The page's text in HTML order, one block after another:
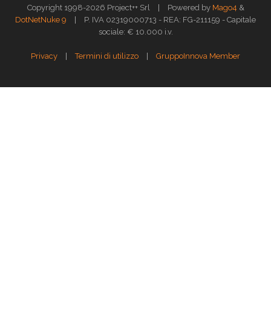
Copyright 1998-2026 Project++ Srl | Powered by Mago4 &
DotNetNuke 9
|
P. IVA 02319000713 - REA: FG-211159 - Capitale
sociale: € 10.000 i.v.
Privacy | Termini di utilizzo | GruppoInnova Member